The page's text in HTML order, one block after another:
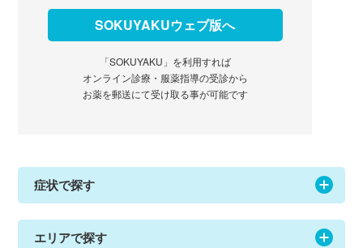
SOKUYAKUウェブ版へ
「SOKUYAKU」を利用すれば
オンライン診療・服薬指導の受診から
お薬を郵送にて受け取る事が可能です
症状で探す
エリアで探す